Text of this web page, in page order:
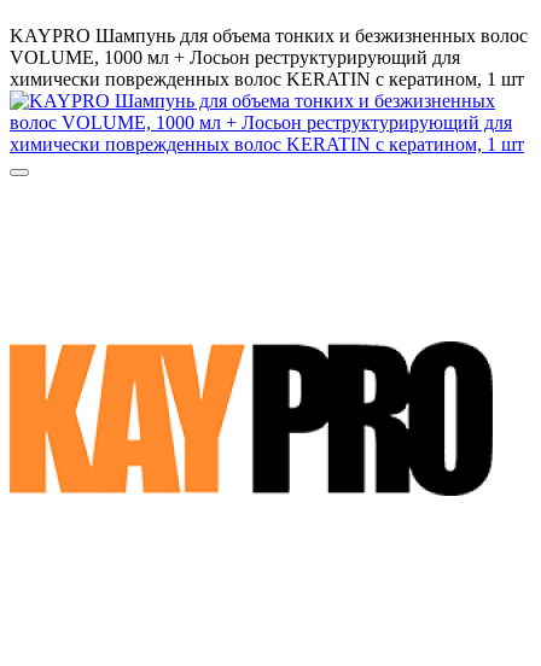
KAYPRO Шампунь для объема тонких и безжизненных волос
VOLUME, 1000 мл + Лосьон реструктурирующий для
химически поврежденных волос KERATIN с кератином, 1 шт